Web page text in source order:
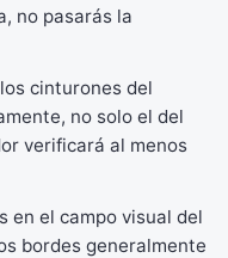
no pasarás la
cinturones del
no solo el del
verificará al menos
en el campo visual del
bordes generalmente